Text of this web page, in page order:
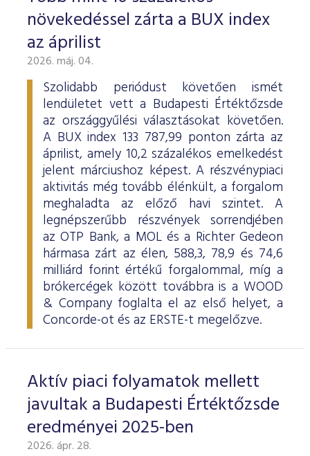
növekedéssel zárta a BUX index
az áprilist
2026. máj. 04.
Szolidabb periódust követően ismét
lendületet vett a Budapesti Értéktőzsde
az országgyűlési választásokat követően.
A BUX index 133 787,99 ponton zárta az
áprilist, amely 10,2 százalékos emelkedést
jelent márciushoz képest. A részvénypiaci
aktivitás még tovább élénkült, a forgalom
meghaladta az előző havi szintet. A
legnépszerűbb részvények sorrendjében
az OTP Bank, a MOL és a Richter Gedeon
hármasa zárt az élen, 588,3, 78,9 és 74,6
milliárd forint értékű forgalommal, míg a
brókercégek között továbbra is a WOOD
& Company foglalta el az első helyet, a
Concorde-ot és az ERSTE-t megelőzve.
Aktív piaci folyamatok mellett
javultak a Budapesti Értéktőzsde
eredményei 2025-ben
2026. ápr. 28.